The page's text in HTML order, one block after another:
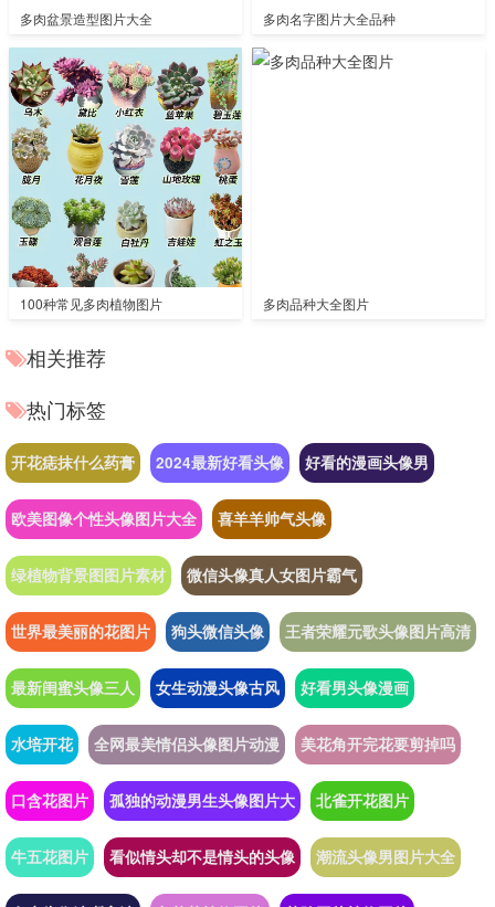
多肉盆景造型图片大全 多肉名字图片大全品种
100种常见多肉植物图片 多肉品种大全图片
相关推荐
热门标签
开花痣抹什么药膏 2024最新好看头像 好看的漫画头像男
欧美图像个性头像图片大全 喜羊羊帅气头像
绿植物背景图图片素材 微信头像真人女图片霸气
世界最美丽的花图片 狗头微信头像 王者荣耀元歌头像图片高清
最新闺蜜头像三人 女生动漫头像古风 好看男头像漫画
水培开花 全网最美情侣头像图片动漫 美花角开完花要剪掉吗
口含花图片 孤独的动漫男生头像图片大 北雀开花图片
牛五花图片 看似情头却不是情头的头像 潮流头像男图片大全